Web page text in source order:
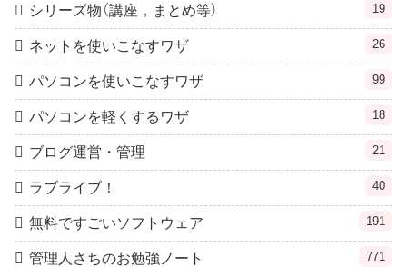
シリーズ物（講座，まとめ等） 19
ネットを使いこなすワザ 26
パソコンを使いこなすワザ 99
パソコンを軽くするワザ 18
ブログ運営・管理 21
ラブライブ！ 40
無料ですごいソフトウェア 191
管理人さちのお勉強ノート 771